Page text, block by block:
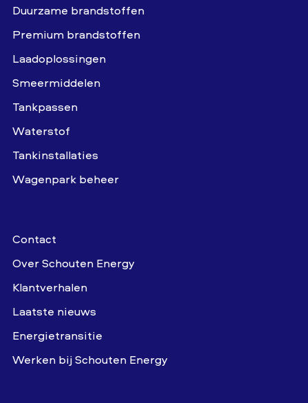
Duurzame brandstoffen
Premium brandstoffen
Laadoplossingen
Smeermiddelen
Tankpassen
Waterstof
Tankinstallaties
Wagenpark beheer
Contact
Over Schouten Energy
Klantverhalen
Laatste nieuws
Energietransitie
Werken bij Schouten Energy